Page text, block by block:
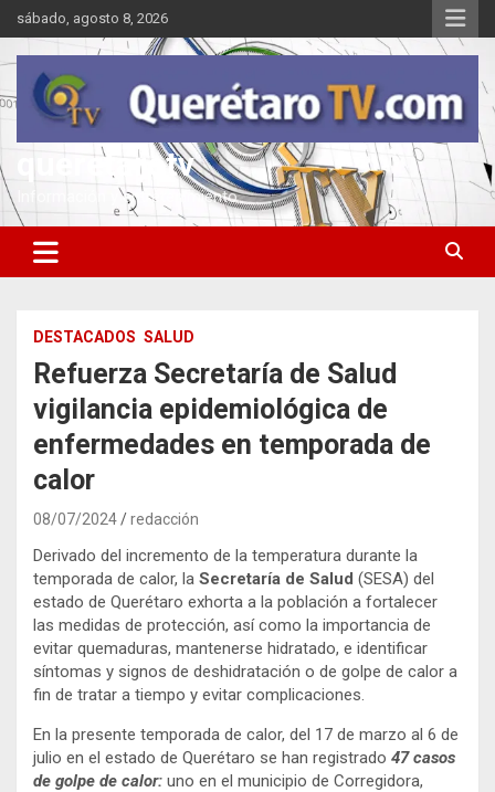
Saltar
al
contenido
sábado, agosto 8, 2026
queretarotv
Información y entretenimiento
DESTACADOS SALUD
Refuerza Secretaría de Salud
vigilancia epidemiológica de
enfermedades en temporada de
calor
08/07/2024 redacción
Derivado del incremento de la temperatura durante la
temporada de calor, la Secretaría de Salud (SESA) del
estado de Querétaro exhorta a la población a fortalecer
las medidas de protección, así como la importancia de
evitar quemaduras, mantenerse hidratado, e identificar
síntomas y signos de deshidratación o de golpe de calor a
fin de tratar a tiempo y evitar complicaciones.
En la presente temporada de calor, del 17 de marzo al 6 de
julio en el estado de Querétaro se han registrado 47 casos
de golpe de calor: uno en el municipio de Corregidora,